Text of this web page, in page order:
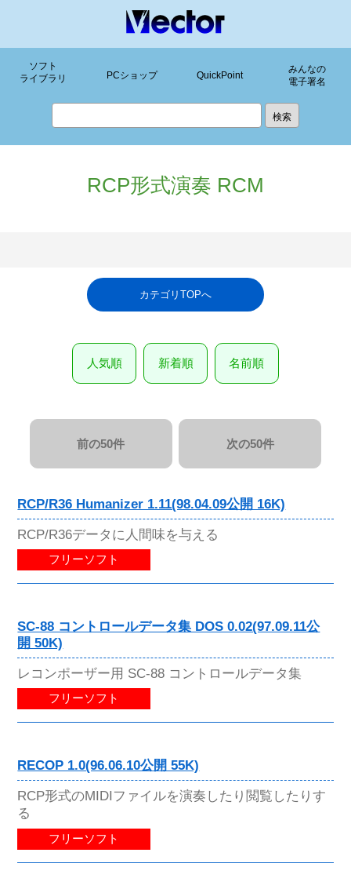
ソフト
ライブラリ
PCショップ QuickPoint
みんなの
電子署名
RCP形式演奏 RCM
カテゴリTOPへ
人気順 新着順 名前順
前の50件 次の50件
RCP/R36 Humanizer 1.11(98.04.09公開 16K)
RCP/R36データに人間味を与える
フリーソフト
SC-88 コントロールデータ集 DOS 0.02(97.09.11公
開 50K)
レコンポーザー用 SC-88 コントロールデータ集
フリーソフト
RECOP 1.0(96.06.10公開 55K)
RCP形式のMIDIファイルを演奏したり閲覧したりす
る
フリーソフト